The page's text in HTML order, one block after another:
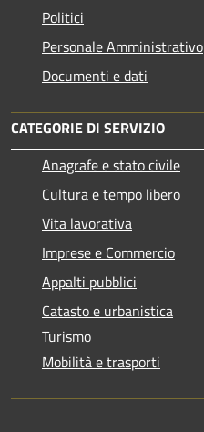
Politici
Personale Amministrativo
Documenti e dati
CATEGORIE DI SERVIZIO
Anagrafe e stato civile
Cultura e tempo libero
Vita lavorativa
Imprese e Commercio
Appalti pubblici
Catasto e urbanistica
Turismo
Mobilità e trasporti